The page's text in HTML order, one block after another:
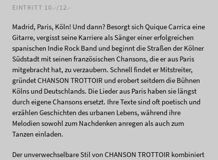
EINTRITT 10.-/12.-
Madrid, Paris, Köln! Und dann? Besorgt sich Quique Carrica eine
Gitarre, vergisst seine Karriere als Sänger einer erfolgreichen
spanischen Indie Rock Band und beginnt die Straßen der Kölner
Südstadt mit seinen französischen Chansons, die er aus Paris
mitgebracht hat, zu verzaubern. Schnell findet er Mitstreiter,
gründet CHANSON TROTTOIR und erobert seitdem die Bühnen
Kölns und Deutschlands. Die Lieder aus Paris haben sie längst
durch eigene Chansons ersetzt. Ihre Texte sind oft poetisch und
erzählen Geschichten des urbanen Lebens, während ihre
Melodien sowohl zum Nachdenken anregen als auch zum
Tanzen einladen.
Der unverwechselbare Stil von CHANSON TROTTOIR kombiniert